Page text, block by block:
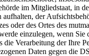
im Mitgliedstaat, in
aufhalten, der
oder des Ortes des
einzulegen, wenn Sie
die Verarbeitung der Ihre
Daten gegen die